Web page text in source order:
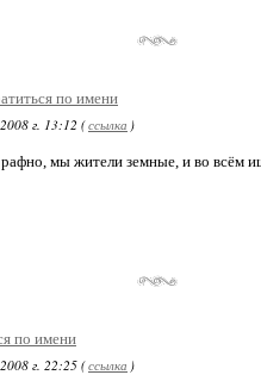
по имени
г. 13:12 (ссылка )
мы жители земные, и во всём
по имени
г. 22:25 (ссылка )